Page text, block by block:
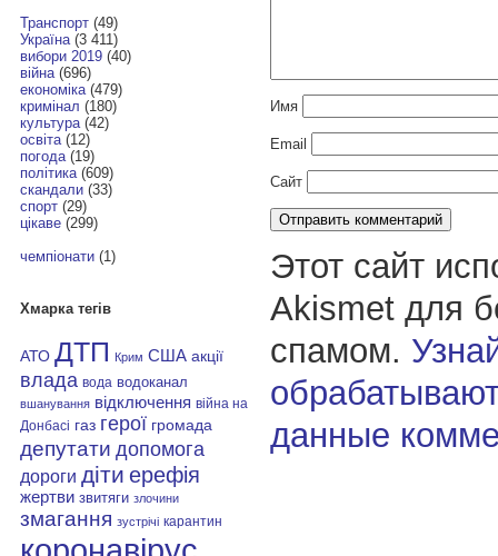
Транспорт(49)
Україна(3 411)
вибори 2019(40)
війна(696)
економіка(479)
кримінал (180)
культура(42)
освіта(12)
погода(19)
політика(609)
скандали(33)
спорт(29)
цікаве(299)
чемпіонати(1)
Хмарка тегів
АТО ДТП Крим США акції
влада вода водоканал
вшанування відключення війна на
Донбасі газ герої громада
депутати допомога
дороги діти ерефія
жертви звитяги злочини
змагання зустрічі карантин
Имя
Email
Сайт
Этот сайт
Akismet для
спамом.
данные